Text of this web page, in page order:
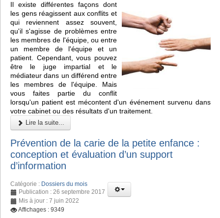
Il existe différentes façons dont
les gens réagissent aux conflits et
qui reviennent assez souvent,
qu'il s'agisse de problèmes entre
les membres de l'équipe, ou entre
un membre de l'équipe et un
patient. Cependant, vous pouvez
être le juge impartial et le
médiateur dans un différend entre
les membres de l'équipe. Mais
vous faites partie du conflit
lorsqu'un patient est mécontent d'un événement survenu dans
votre cabinet ou des résultats d'un traitement.
Lire la suite...
Prévention de la carie de la petite enfance :
conception et évaluation d’un support
d’information
Catégorie : Dossiers du mois
Publication : 26 septembre 2017
Mis à jour : 7 juin 2022
Affichages : 9349